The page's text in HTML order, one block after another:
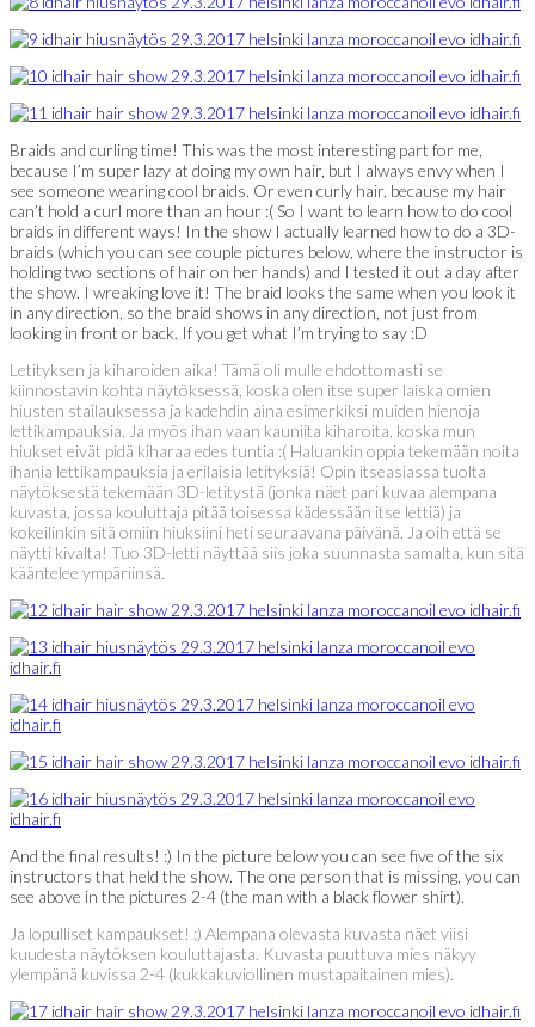
Braids and curling time! This was the most interesting part for me,
because I’m super lazy at doing my own hair, but I always envy when I
see someone wearing cool braids. Or even curly hair, because my hair
can’t hold a curl more than an hour :( So I want to learn how to do cool
braids in different ways! In the show I actually learned how to do a 3D-
braids (which you can see couple pictures below, where the instructor is
holding two sections of hair on her hands) and I tested it out a day after
the show. I wreaking love it! The braid looks the same when you look it
in any direction, so the braid shows in any direction, not just from
looking in front or back. If you get what I’m trying to say :D
Letityksen ja kiharoiden aika! Tämä oli mulle ehdottomasti se
kiinnostavin kohta näytöksessä, koska olen itse super laiska omien
hiusten stailauksessa ja kadehdin aina esimerkiksi muiden hienoja
lettikampauksia. Ja myös ihan vaan kauniita kiharoita, koska mun
hiukset eivät pidä kiharaa edes tuntia :( Haluankin oppia tekemään noita
ihania lettikampauksia ja erilaisia letityksiä! Opin itseasiassa tuolta
näytöksestä tekemään 3D-letitystä (jonka näet pari kuvaa alempana
kuvasta, jossa kouluttaja pitää toisessa kädessään itse lettiä) ja
kokeilinkin sitä omiin hiuksiini heti seuraavana päivänä. Ja oih että se
näytti kivalta! Tuo 3D-letti näyttää siis joka suunnasta samalta, kun sitä
kääntelee ympäriinsä.
And the final results! :) In the picture below you can see five of the six
instructors that held the show. The one person that is missing, you can
see above in the pictures 2-4 (the man with a black flower shirt).
Ja lopulliset kampaukset! :) Alempana olevasta kuvasta näet viisi
kuudesta näytöksen kouluttajasta. Kuvasta puuttuva mies näkyy
ylempänä kuvissa 2-4 (kukkakuviollinen mustapaitainen mies).